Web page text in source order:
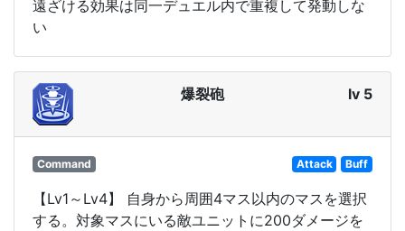
遠ざける効果は同一デュエル内で重複して発動しな
い
爆裂砲 lv 5
Command Attack Buff
【Lv1～Lv4】 自身から周囲4マス以内のマスを選択
する。対象マスにいる敵ユニットに200ダメージを